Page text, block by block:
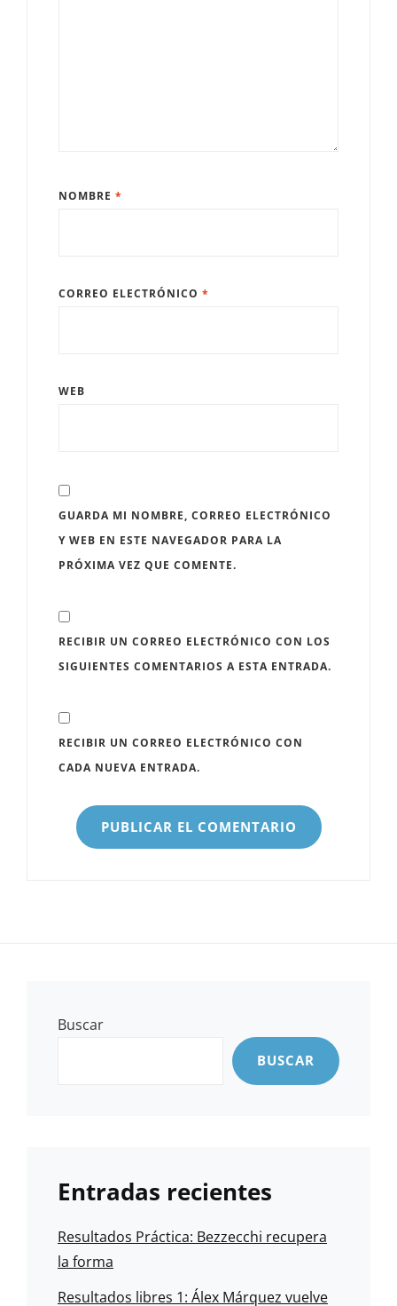
NOMBRE *
CORREO ELECTRÓNICO *
WEB
GUARDA MI NOMBRE, CORREO ELECTRÓNICO
Y WEB EN ESTE NAVEGADOR PARA LA
PRÓXIMA VEZ QUE COMENTE.
RECIBIR UN CORREO ELECTRÓNICO CON LOS
SIGUIENTES COMENTARIOS A ESTA ENTRADA.
RECIBIR UN CORREO ELECTRÓNICO CON
CADA NUEVA ENTRADA.
Buscar
BUSCAR
Entradas recientes
Resultados Práctica: Bezzecchi recupera
la forma
Resultados libres 1: Álex Márquez vuelve